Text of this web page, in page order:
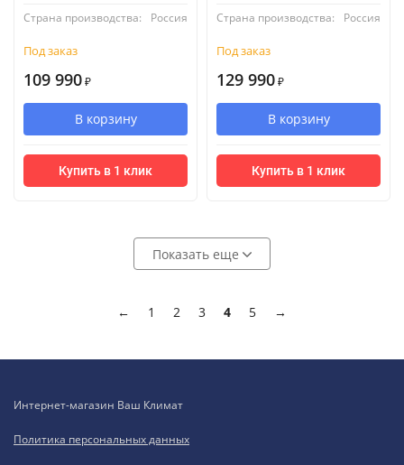
Страна производства:
Россия
Под заказ
109 990 ₽
В корзину
Купить в 1 клик
Страна производства:
Россия
Под заказ
129 990 ₽
В корзину
Купить в 1 клик
Показать еще
← 1 2 3 4 5 →
Интернет-магазин Ваш Климат
Политика персональных данных